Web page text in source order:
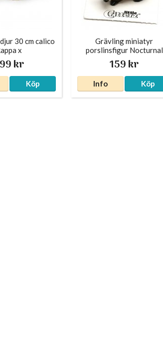
30 cm calico
x
kr
Köp
Grävling miniatyr
porslinsfigur Nocturnal
159 kr
Info Köp